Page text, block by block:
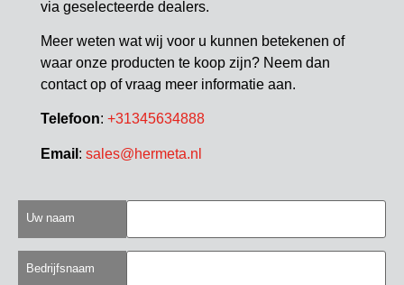
via geselecteerde dealers.
Meer weten wat wij voor u kunnen betekenen of
waar onze producten te koop zijn? Neem dan
contact op of vraag meer informatie aan.
Telefoon: +31345634888
Email : sales@hermeta.nl
Uw naam
Bedrijfsnaam